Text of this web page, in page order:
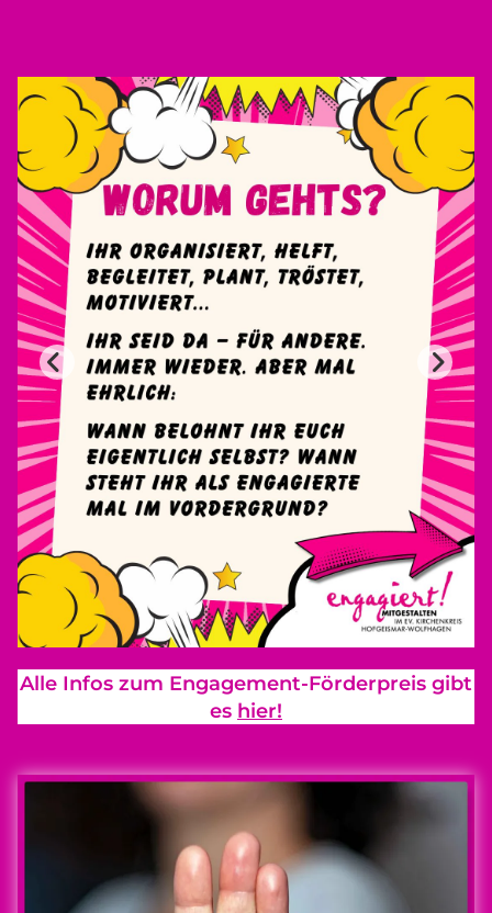
Alle Infos zum Engagement-Förderpreis gibt
es hier!